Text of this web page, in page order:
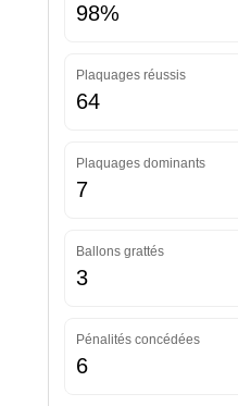
98%
Plaquages réussis
64
Plaquages dominants
7
Ballons grattés
3
Pénalités concédées
6